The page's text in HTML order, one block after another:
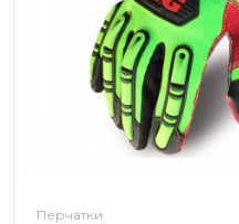
Перчатки